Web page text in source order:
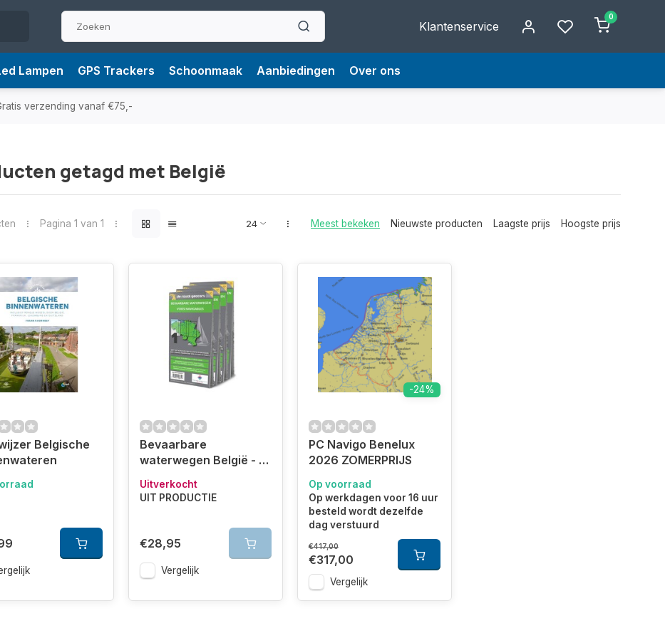
Klantenservice
0
Lampen GPS Trackers Schoonmaak Aanbiedingen Over ons
verzending vanaf €75,-
getagd met België
Pagina 1 van 1 Meest bekeken Nieuwste producten Laagste prijs Hoogste prijs
Belgische
Bevaarbare
waterwegen België - 4
kaarten
Uitverkocht
UIT PRODUCTIE
€28,95
Vergelijk
-24%
PC Navigo Benelux
2026 ZOMERPRIJS
Op voorraad
Op werkdagen voor 16 uur
besteld wordt dezelfde
dag verstuurd
€417,00
€317,00
Vergelijk